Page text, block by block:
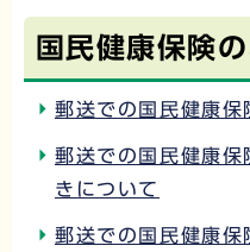
国民健康保険
郵送での国民健康保
郵送での国民健康保
きについて
郵送での国民健康保